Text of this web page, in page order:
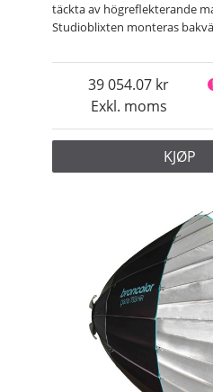
täckta av högreflekterande
Studioblixten monteras
Exkl. moms
39 054.07
KJØP